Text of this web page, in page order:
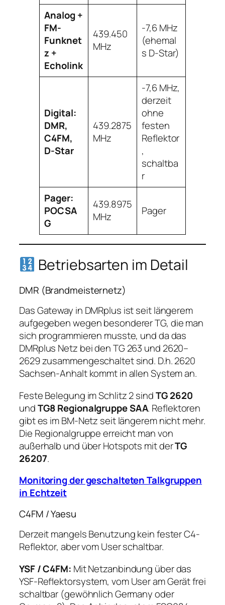
Analog +
FM-
Funknet
z +
Echolink
439.450
MHz
-7,6 MHz
(ehemal
s D-Star)
Digital:
DMR,
C4FM,
D-Star
439.2875
MHz
-7,6 MHz,
derzeit
ohne
festen
Reflektor
,
schaltba
r
Pager:
POCSA
G
439.8975
MHz
Pager
Betriebsarten im Detail
DMR (Brandmeisternetz)
Das Gateway in DMRplus ist seit längerem
aufgegeben wegen besonderer TG, die man
sich programmieren musste, und da das
DMRplus Netz bei den TG 263 und 2620–
2629 zusammengeschaltet sind. D.h. 2620
Sachsen-Anhalt kommt in allen System an.
Feste Belegung im Schlitz 2 sindTG 2620
undTG8 Regionalgruppe SAA. Reflektoren
gibt es im BM-Netz seit längerem nicht mehr.
Die Regionalgruppe erreicht man von
außerhalb und über Hotspots mit derTG
26207.
Monitoring der geschalteten Talkgruppen
in Echtzeit
C4FM / Yaesu
Derzeit mangels Benutzung kein fester C4-
Reflektor, aber vom User schaltbar.
YSF / C4FM: Mit Netzanbindung über das
YSF-Reﬂektorsystem, vom User am Gerät frei
schaltbar (gewöhnlich Germany oder